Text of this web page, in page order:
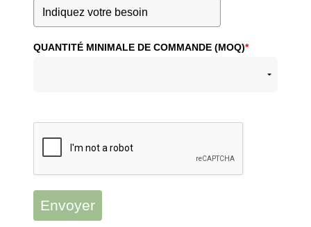
QUANTITÉ MINIMALE DE COMMANDE (MOQ)*
Envoyer